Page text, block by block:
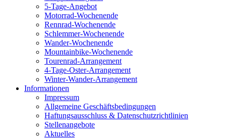
5-Tage-Angebot
Motorrad-Wochenende
Rennrad-Wochenende
Schlemmer-Wochenende
Wander-Wochenende
Mountainbike-Wochenende
Tourenrad-Arrangement
4-Tage-Oster-Arrangement
Winter-Wander-Arrangement
Informationen
Impressum
Allgemeine Geschäftsbedingungen
Haftungsausschluss & Datenschutzrichtlinien
Stellenangebote
Aktuelles